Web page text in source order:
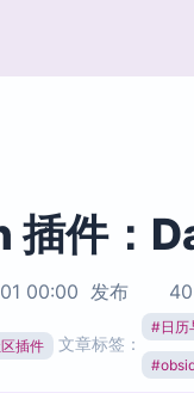
插件：
00:00 发布 40
插件 文章标签：
#日历
#